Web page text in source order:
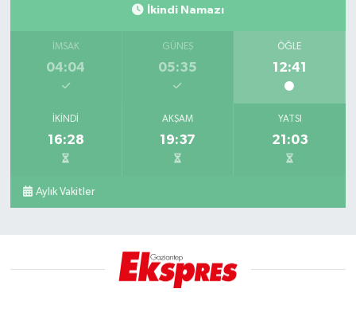
İkindi Namazı
İMSAK
04:04
GÜNEŞ
05:35
ÖĞLE
12:41
İKINDI
16:28
AKŞAM
19:37
YATSI
21:03
Aylık Vakitler